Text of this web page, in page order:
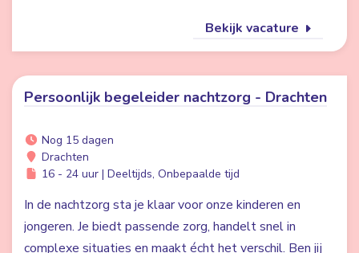
Bekijk vacature
Persoonlijk begeleider nachtzorg - Drachten
Nog 15 dagen
Drachten
16 - 24 uur | Deeltijds, Onbepaalde tijd
In de nachtzorg sta je klaar voor onze kinderen en
jongeren. Je biedt passende zorg, handelt snel in
complexe situaties en maakt écht het verschil. Ben jij